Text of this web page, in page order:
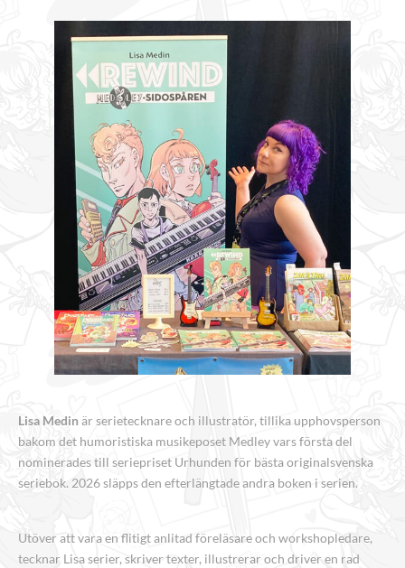
Lisa Medin är serietecknare och illustratör, tillika upphovsperson
bakom det humoristiska musikeposet Medley vars första del
nominerades till seriepriset Urhunden för bästa originalsvenska
seriebok. 2026 släpps den efterlängtade andra boken i serien.
Utöver att vara en flitigt anlitad föreläsare och workshopledare,
tecknar Lisa serier, skriver texter, illustrerar och driver en rad